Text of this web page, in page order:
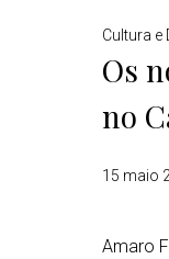
Cultura e
Os
no
15 maio
Amaro